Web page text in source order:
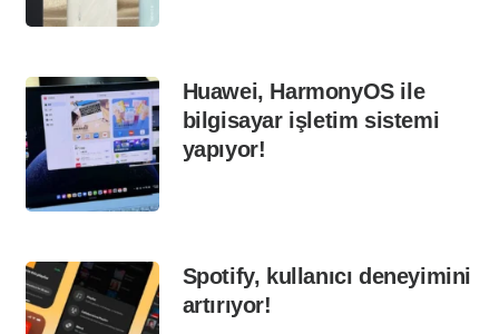
Huawei, HarmonyOS ile
bilgisayar işletim sistemi
yapıyor!
Spotify, kullanıcı deneyimini
artırıyor!